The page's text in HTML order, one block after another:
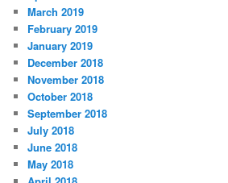
March 2019
February 2019
January 2019
December 2018
November 2018
October 2018
September 2018
July 2018
June 2018
May 2018